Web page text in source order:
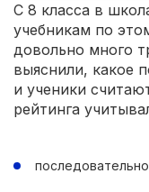
С 8 класса в
учебникам по
довольно много
выяснили, какое
и ученики
рейтинга